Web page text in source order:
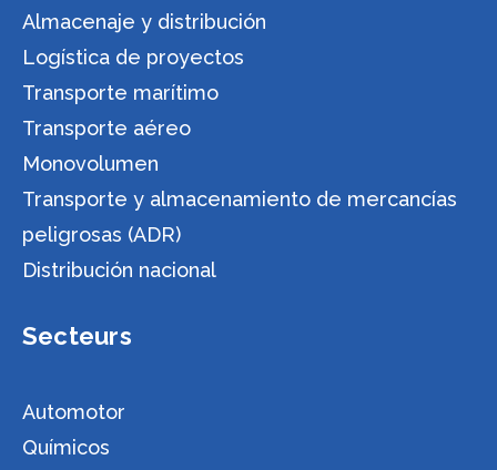
Almacenaje y distribución
Logística de proyectos
Transporte marítimo
Transporte aéreo
Monovolumen
Transporte y almacenamiento de mercancías
peligrosas (ADR)
Distribución nacional
Secteurs
Automotor
Químicos